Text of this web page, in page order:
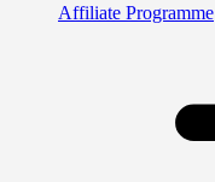
Affiliate Programme